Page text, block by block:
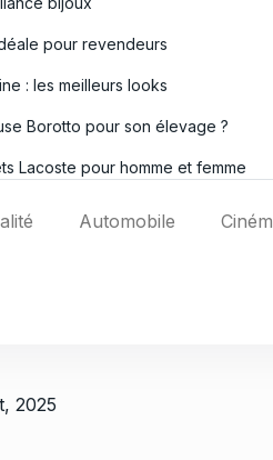
pour revendeurs
: les meilleurs looks
Borotto pour son élevage ?
Lacoste pour homme et femme
Automobile
2025